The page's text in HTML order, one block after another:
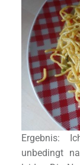
Ergebnis:
unbedingt